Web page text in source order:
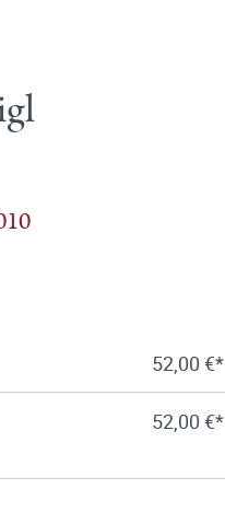
52,00 €*
52,00 €*